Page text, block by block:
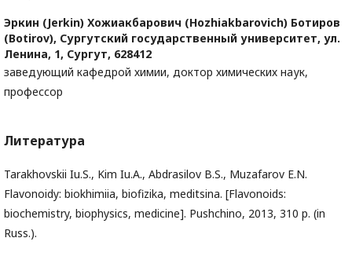
Эркин (Jerkin) Хожиакбарович (Hozhiakbarovich) Ботиров
(Botirov), Сургутский государственный университет, ул.
Ленина, 1, Сургут, 628412
заведующий кафедрой химии, доктор химических наук,
профессор
Литература
Tarakhovskii Iu.S., Kim Iu.A., Abdrasilov B.S., Muzafarov E.N.
Flavonoidy: biokhimiia, biofizika, meditsina. [Flavonoids:
biochemistry, biophysics, medicine]. Pushchino, 2013, 310 p. (in
Russ.).